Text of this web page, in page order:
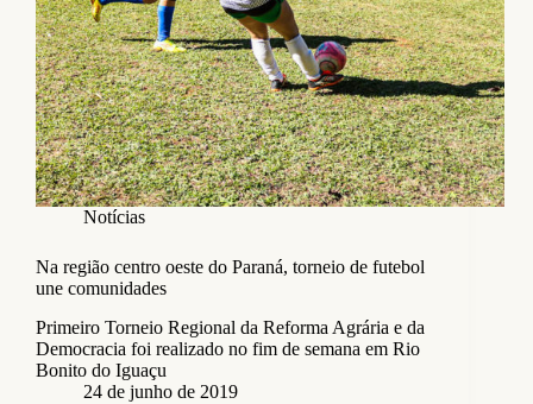
Notícias
Na região centro oeste do Paraná, torneio de futebol
une comunidades
Primeiro Torneio Regional da Reforma Agrária e da
Democracia foi realizado no fim de semana em Rio
Bonito do Iguaçu
24 de junho de 2019